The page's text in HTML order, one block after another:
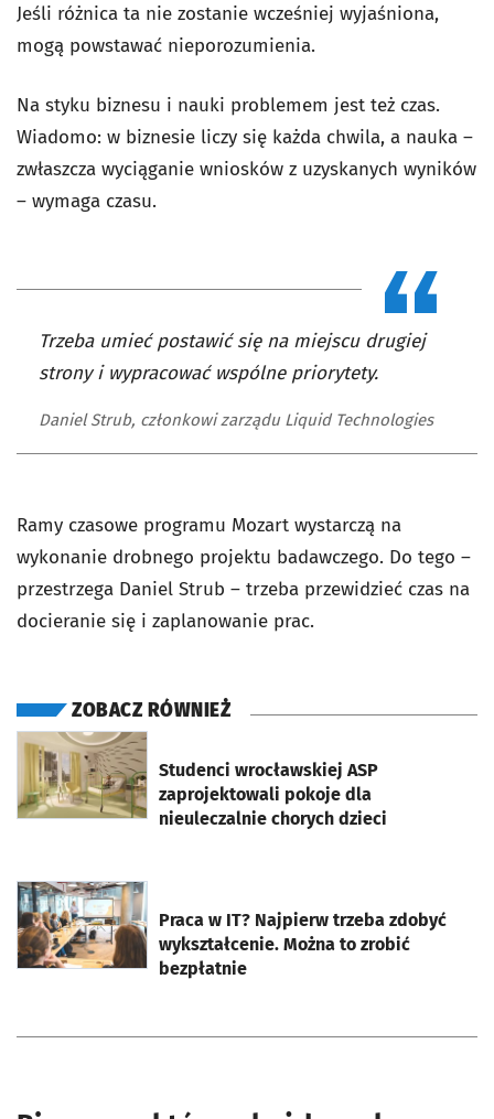
Jeśli różnica ta nie zostanie wcześniej wyjaśniona,
mogą powstawać nieporozumienia.
Na styku biznesu i nauki problemem jest też czas.
Wiadomo: w biznesie liczy się każda chwila, a nauka –
zwłaszcza wyciąganie wniosków z uzyskanych wyników
– wymaga czasu.
Trzeba umieć postawić się na miejscu drugiej
strony i wypracować wspólne priorytety.
Daniel Strub, członkowi zarządu Liquid Technologies
Ramy czasowe programu Mozart wystarczą na
wykonanie drobnego projektu badawczego. Do tego –
przestrzega Daniel Strub – trzeba przewidzieć czas na
docieranie się i zaplanowanie prac.
ZOBACZ RÓWNIEŻ
Studenci wrocławskiej ASP
zaprojektowali pokoje dla
nieuleczalnie chorych dzieci
otworzy się w nowej karcie
Praca w IT? Najpierw trzeba zdobyć
wykształcenie. Można to zrobić
bezpłatnie
otworzy się w nowej karcie